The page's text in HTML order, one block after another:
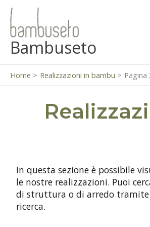
contenuto
Bambuseto
Home Realizzazioni in bambu Pagina
In questa sezione è possibile
le nostre realizzazioni. Puoi
di struttura o di arredo
ricerca.